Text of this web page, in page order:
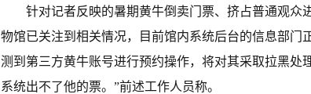
针对记者反映的暑期黄牛倒卖门票、挤占普通观众
物馆已关注到相关情况，目前馆内系统后台的信息部门
测到第三方黄牛账号进行预约操作，将对其采取拉黑处
系统出不了他的票。”前述工作人员称。